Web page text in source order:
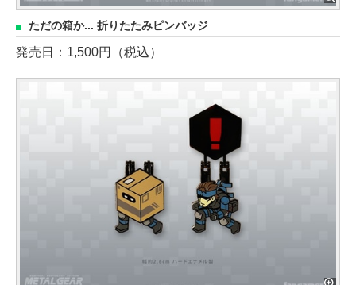
ただの箱か... 折りたたみピンバッジ
発売日：1,500円（税込）